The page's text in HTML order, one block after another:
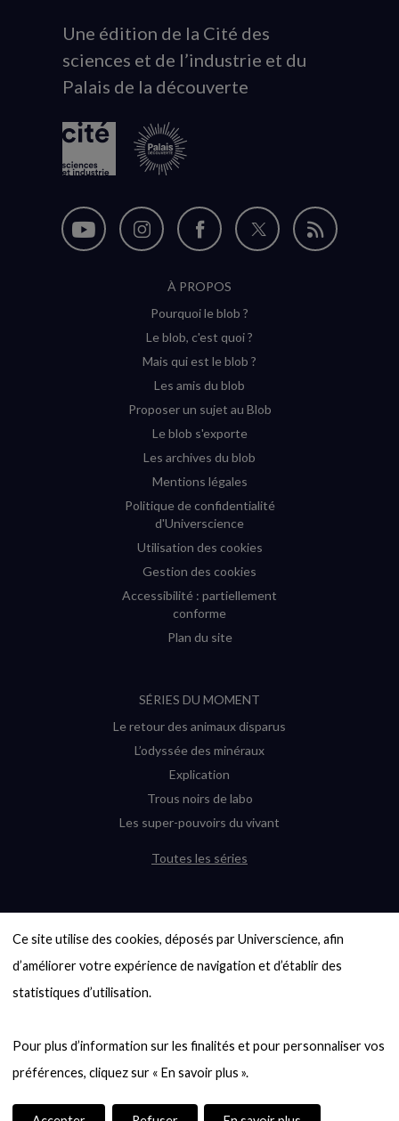
Ce site utilise des cookies, déposés par Universcience, afin
d’améliorer votre expérience de navigation et d’établir des
statistiques d’utilisation.
Pour plus d’information sur les finalités et pour personnaliser vos
Animation
du
logo
Une édition de la Cité des
sciences et de l’industrie et du
Palais de la découverte
Nous
Nous
Instagram
(nouvelle
Nous
sur
Facebook
(nouvelle
Nous
Flux
À PROPOS
Pourquoi le blob ?
Le blob, c'est quoi ?
Mais qui est le blob ?
Les amis du blob
Proposer un sujet au Blob
Le blob s'exporte
Les archives du blob
Mentions légales
Politique de confidentialité
d'Universcience
Utilisation des cookies
Gestion des cookies
Accessibilité : partiellement
conforme
Plan du site
SÉRIES DU MOMENT
Le retour des animaux disparus
L’odyssée des minéraux
Explication
Trous noirs de labo
Les super-pouvoirs du vivant
Toutes les séries
6000 exoplanètes, et pas de « Terre »
en vue ?
Quel avenir pour les cryptos ?
Entre mathématiques et politique : la
quête d’un vote équitable
casse-tête